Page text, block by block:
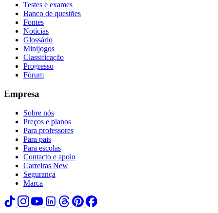
Testes e exames
Banco de questões
Fontes
Notícias
Glossário
Minijogos
Classificação
Progresso
Fórum
Empresa
Sobre nós
Preços e planos
Para professores
Para pais
Para escolas
Contacto e apoio
Carreiras New
Segurança
Marca